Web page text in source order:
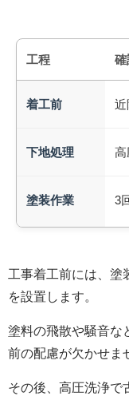
工程 確
着工前 近
下地処理 高
塗装作業 3
工事着工前には、塗
を設置します。
塗料の飛散や騒音な
前の配慮が欠かせま
その後、高圧洗浄で